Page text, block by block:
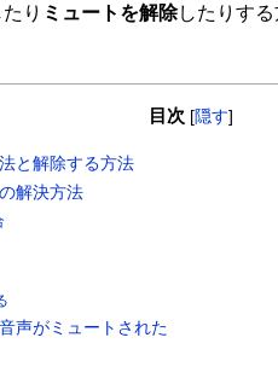
り ミュートを解除したりす
目次 [隠す]
と解除する方法
解決方法
声がミュートされた